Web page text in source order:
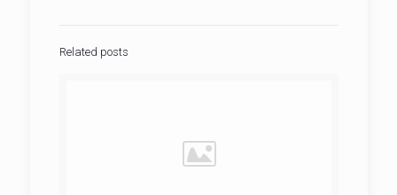
Related posts